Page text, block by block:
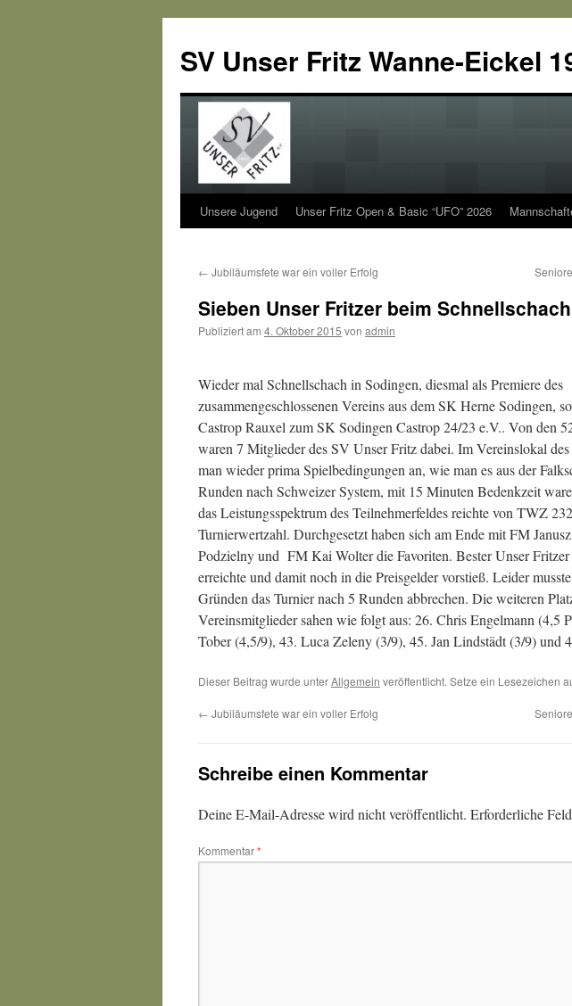
SV Unser Fritz Wanne-Eickel
Zum
springen
Unsere Jugend Unser Fritz Open & Basic “UFO” 2026
← Jubiläumsfete war ein voller Erfolg
Sieben Unser Fritzer beim
Publiziert am 4. Oktober 2015 von admin
Wieder mal Schnellschach in Sodingen, diesmal als Premiere des
zusammengeschlossenen Vereins aus dem SK Herne Sodingen,
Castrop Rauxel zum SK Sodingen Castrop 24/23 e.V.. Von den
waren 7 Mitglieder des SV Unser Fritz dabei. Im Vereinslokal des
man wieder prima Spielbedingungen an, wie man es aus der
Runden nach Schweizer System, mit 15 Minuten Bedenkzeit
das Leistungsspektrum des Teilnehmerfeldes reichte von TWZ
Turnierwertzahl. Durchgesetzt haben sich am Ende mit FM
Podzielny und FM Kai Wolter die Favoriten. Bester Unser
erreichte und damit noch in die Preisgelder vorstieß. Leider
Gründen das Turnier nach 5 Runden abbrechen. Die weiteren
Vereinsmitglieder sahen wie folgt aus: 26. Chris Engelmann (4,5
Tober (4,5/9), 43. Luca Zeleny (3/9), 45. Jan Lindstädt (3/9) und
Dieser Beitrag wurde unterAllgemein veröffentlicht. Setze ein Lesezeichen
← Jubiläumsfete war ein voller Erfolg
Schreibe einen Kommentar
Deine E-Mail-Adresse wird nicht veröffentlicht. Erforderliche
Kommentar*